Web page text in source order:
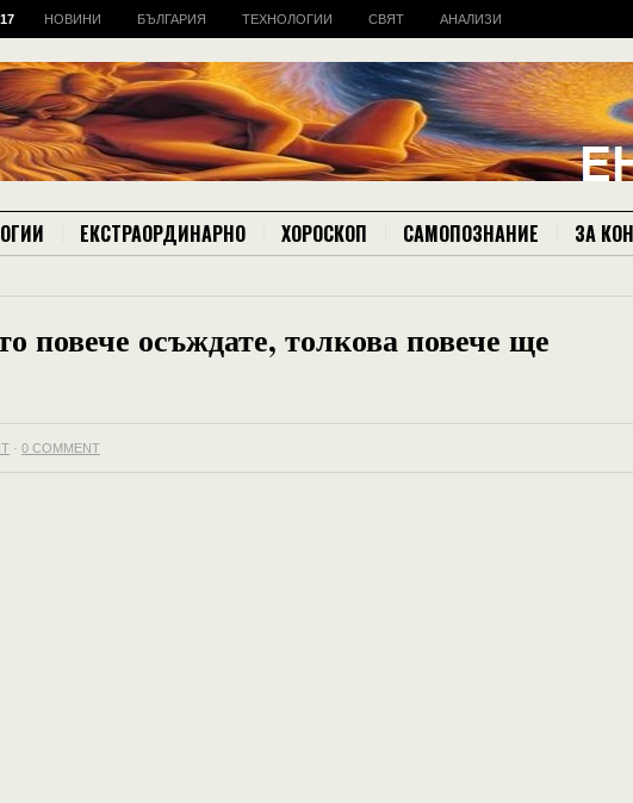
НОВИНИ БЪЛГАРИЯ ТЕХНОЛОГИИ СВЯТ АНАЛИЗИ
ЕКСТРАОРДИНАРНО ХОРОСКОП САМОПОЗНАНИЕ ЗА
повече осъждате, толкова повече ще
· 0 COMMENT